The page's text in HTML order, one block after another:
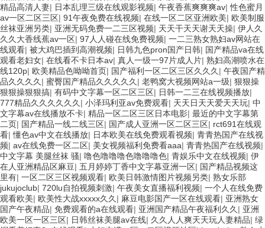
精品高清人妻| 日本乱理三级在线观影视频| 午夜香蕉爽爽爽av|性色蜜月
av一区二区三区| 91午夜免费在线视频| 在线一区二区亚洲欧美| 欧美制服
丝袜亚洲另类| 亚洲无码免费一二三区视频| 天天干天天谢天天操| 伊人久
久久大香线蕉av一区| 97人人碰在线免费视频| 一二三熟女熟妇av网站在
线观看| 被大鸡巴插到高潮视频| 日韩九色pron国产日韩| 国产精品va在线
观看老妇女| 在线看不卡日本av| 真人一级一97片成人片| 熟妇高潮喷水在
线120p| 欧美精品色呦呦首页| 国产福利一区二区三区久久久 | 午夜国产精
品久久久久 | 蜜臀国产精品久久久久久 | 老鸭窝大视频网站a一级| 狠狠操
狠狠操狠狠搞| 有码中文字幕一区二区三区| 日韩一二三在线视频播放|
777精品久久久久久久 | 小泽玛利亚av免费观看| 天天日天天爱天天玩| 中
文字幕av在线播放不卡| 精品一区二区三区日本电影| 最近的中文字幕第
二页| 国产精品一线二线三区| 国产成人亚洲一区二区三区| rct691在线观
看|懂色av中文在线播放| 日本欧美在线免费观看视频| 青青热国产在线视
频| av在线免费一区二区| 美女视频福利免费看aaa| 青青热国产在线视频|
中文字幕 美腿丝袜 骚| 噜色噜噜噜色噜噜噜色| 青娱乐中文在线视频| 伊
在人亚洲精品区麻豆| 五月婷婷丁香中文字幕亚洲一区| 国产精品视频这
里有| 一区二区三区视频观看| 欧美日韩激情图片视频另类| 熟女乐部
jukujoclub| 720lu自拍视频刺激| 午夜美女直播福利视频| 一个人在线免费
观看欧美| 欧美性大战xxxxx久久 | 麻豆电影国产一区在线观看| 亚洲熟女
国产午夜精品| 免费观看的a在线观看| 亚洲国产精品午夜福利久久 | 亚洲
欧美一区一区三区| 日韩丝袜美腿av在线| 久久人人爽天天玩人妻精品| 绿